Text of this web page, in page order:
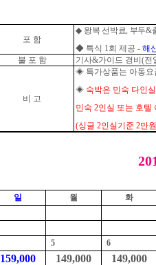
포 함
◆ 왕복 선박료, 부두&
◆ 특식 1회 제공 - 해
불 포 함
기사&가이드 경비 (전
비 고
◈ 특가상품는 아동
◈ 숙박은 민숙 다인실
민숙 2인실 또는 호텔
(싱글 2인실기준 2만
일 월 화
5 6
159,000 149,000 149,000